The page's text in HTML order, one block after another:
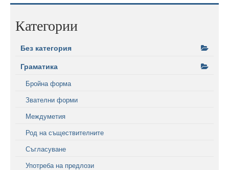
Категории
Без категория
Граматика
Бройна форма
Звателни форми
Междуметия
Род на съществителните
Съгласуване
Употреба на предлози